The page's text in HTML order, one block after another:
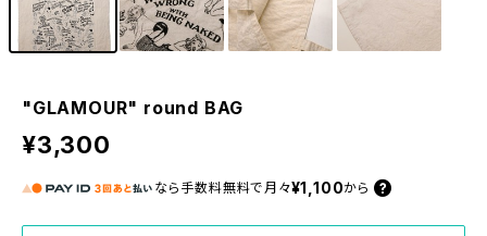
"GLAMOUR" round BAG
¥3,300
なら 手数料無料で 月々¥1,100から